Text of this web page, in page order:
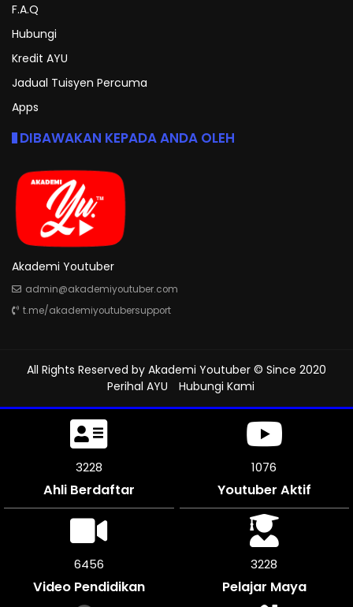
F.A.Q
Hubungi
Kredit AYU
Jadual Tuisyen Percuma
Apps
DIBAWAKAN KEPADA ANDA OLEH
Akademi Youtuber
admin@akademiyoutuber.com
t.me/akademiyoutubersupport
All Rights Reserved by Akademi Youtuber © Since 2020
Perihal AYU
Hubungi Kami
3777
Ahli Berdaftar
1259
Youtuber Aktif
7554
Video Pendidikan
3777
Pelajar Maya